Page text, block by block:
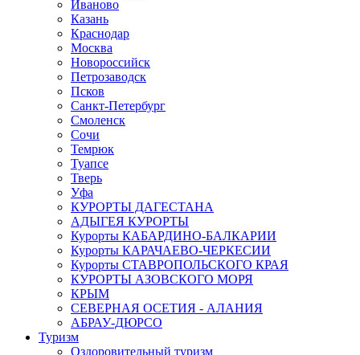
Иваново
Казань
Краснодар
Москва
Новороссийск
Петрозаводск
Псков
Санкт-Петербург
Смоленск
Сочи
Темрюк
Туапсе
Тверь
Уфа
КУРОРТЫ ДАГЕСТАНА
АДЫГЕЯ КУРОРТЫ
Курорты КАБАРДИНО-БАЛКАРИИ
Курорты КАРАЧАЕВО-ЧЕРКЕСИИ
Курорты СТАВРОПОЛЬСКОГО КРАЯ
КУРОРТЫ АЗОВСКОГО МОРЯ
КРЫМ
СЕВЕРНАЯ ОСЕТИЯ - АЛАНИЯ
АБРАУ-ДЮРСО
Туризм
Оздоровительный туризм